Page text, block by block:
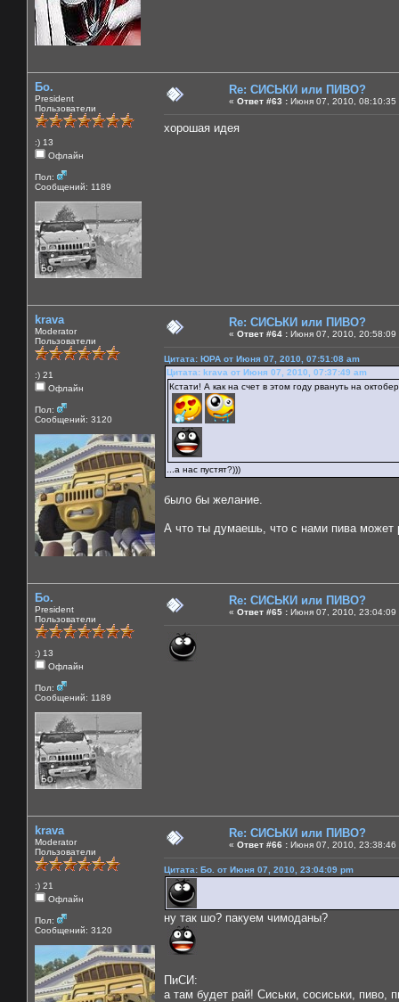
Бо.
President
Пользователи
:) 13
Офлайн
Пол:
Сообщений: 1189
Re: СИСЬКИ или ПИВО?
« Ответ #63 : Июня 07, 2010, 08:10:35
хорошая идея
krava
Moderator
Пользователи
:) 21
Офлайн
Пол:
Сообщений: 3120
Re: СИСЬКИ или ПИВО?
« Ответ #64 : Июня 07, 2010, 20:58:09
Цитата: ЮРА от Июня 07, 2010, 07:51:08 am
Цитата: krava от Июня 07, 2010, 07:37:49 am
Кстати! А как на счет в этом году рвануть на
...а нас пустят?)))
было бы желание.
А что ты думаешь, что с нами пива может
Бо.
President
Пользователи
:) 13
Офлайн
Пол:
Сообщений: 1189
Re: СИСЬКИ или ПИВО?
« Ответ #65 : Июня 07, 2010, 23:04:09
krava
Moderator
Пользователи
:) 21
Офлайн
Пол:
Сообщений: 3120
Re: СИСЬКИ или ПИВО?
« Ответ #66 : Июня 07, 2010, 23:38:46
Цитата: Бо. от Июня 07, 2010, 23:04:09 pm
ну так шо? пакуем чимоданы?
ПиСИ:
а там будет рай! Сиськи, сосиськи, пиво,